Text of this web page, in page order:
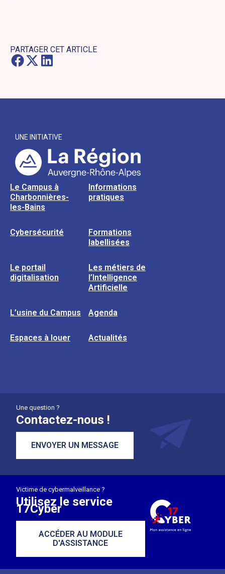
PARTAGER CET ARTICLE
UNE INITIATIVE
Le Campus à
Charbonnières-
les-Bains
Informations
pratiques
Cybersécurité
Formations
labellisées
Le portail
digitalisation
Les métiers de
l’Intelligence
Artificielle
L’usine du Campus Agenda
Espaces à louer Actualités
Une question ?
Contactez-nous !
ENVOYER UN MESSAGE
Victime de cybermalveillance ?
Utilisez le service
17Cyber
ACCÉDER AU MODULE
D'ASSISTANCE